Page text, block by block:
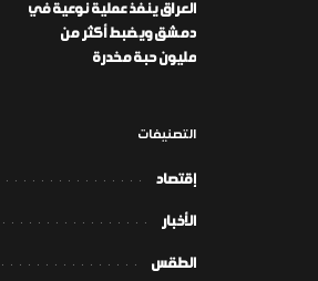
العراق ينفذ عملية نوعية في
دمشق ويضبط أكثر من
مليون حبة مخدرة
التصنيفات
إقتصاد
الأخبار
الطقس